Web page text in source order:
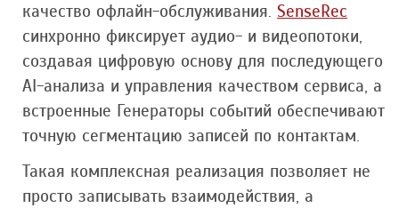
качество офлайн-обслуживания. SenseRec
синхронно фиксирует аудио- и видеопотоки,
создавая цифровую основу для последующего
AI-анализа и управления качеством сервиса, а
встроенные Генераторы событий обеспечивают
точную сегментацию записей по контактам.
Такая комплексная реализация позволяет не
просто записывать взаимодействия, а